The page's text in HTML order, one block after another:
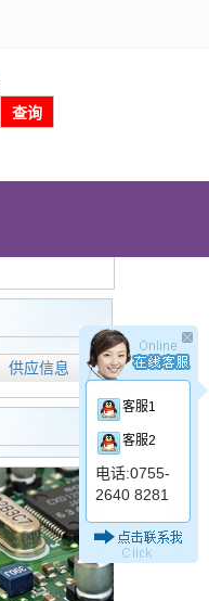
供应信息
客服1
客服2
电话:0755-
2640 8281